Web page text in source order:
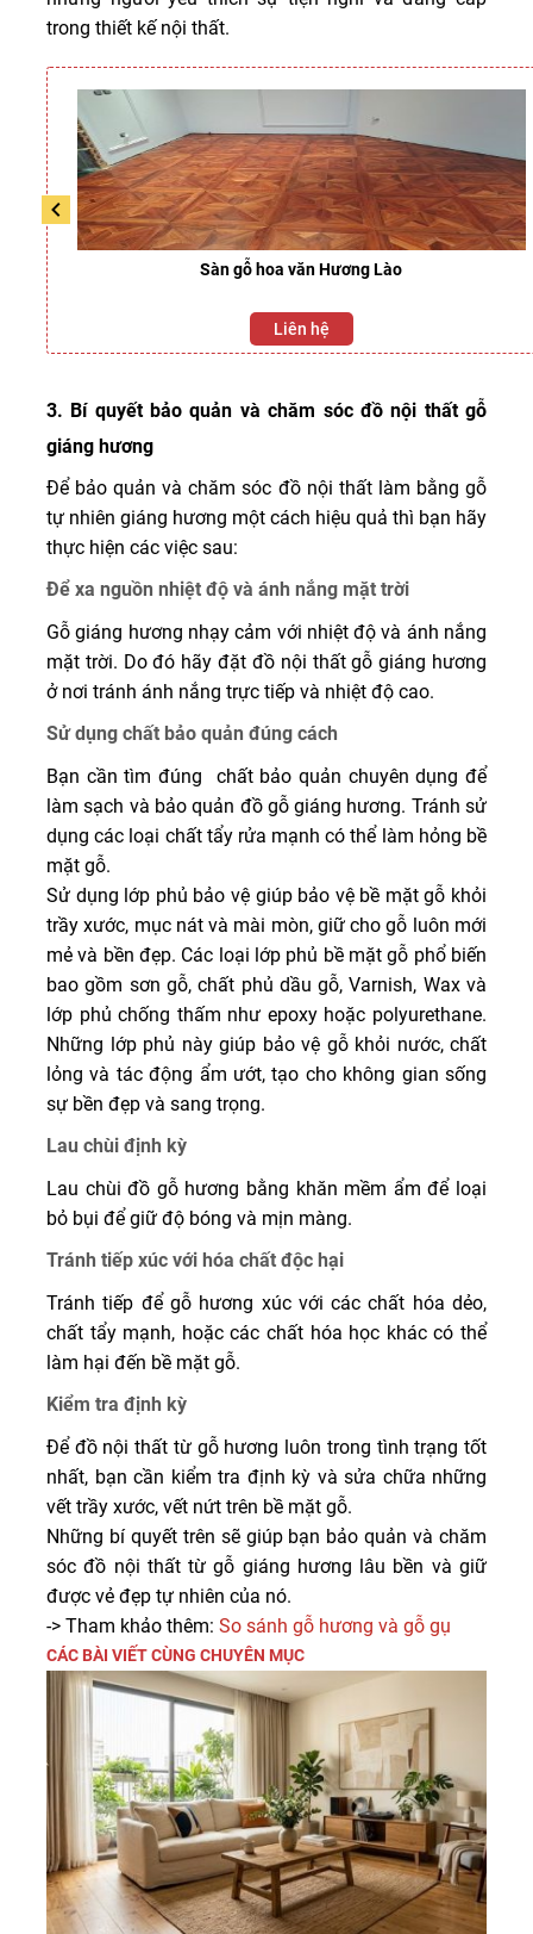
trong thiết kế nội thất.
Sàn gỗ hoa văn Hương Lào
Liên hệ
3. Bí quyết bảo quản và chăm sóc đồ nội thất gỗ
giáng hương
Để bảo quản và chăm sóc đồ nội thất làm bằng gỗ
tự nhiên giáng hương một cách hiệu quả thì bạn hãy
thực hiện các việc sau:
Để xa nguồn nhiệt độ và ánh nắng mặt trời
Gỗ giáng hương nhạy cảm với nhiệt độ và ánh nắng
mặt trời. Do đó hãy đặt đồ nội thất gỗ giáng hương
ở nơi tránh ánh nắng trực tiếp và nhiệt độ cao.
Sử dụng chất bảo quản đúng cách
Bạn cần tìm đúng chất bảo quản chuyên dụng để
làm sạch và bảo quản đồ gỗ giáng hương. Tránh sử
dụng các loại chất tẩy rửa mạnh có thể làm hỏng bề
mặt gỗ.
Sử dụng lớp phủ bảo vệ giúp bảo vệ bề mặt gỗ khỏi
trầy xước, mục nát và mài mòn, giữ cho gỗ luôn mới
mẻ và bền đẹp. Các loại lớp phủ bề mặt gỗ phổ biến
bao gồm sơn gỗ, chất phủ dầu gỗ, Varnish, Wax và
lớp phủ chống thấm như epoxy hoặc polyurethane.
Những lớp phủ này giúp bảo vệ gỗ khỏi nước, chất
lỏng và tác động ẩm ướt, tạo cho không gian sống
sự bền đẹp và sang trọng.
Lau chùi định kỳ
Lau chùi đồ gỗ hương bằng khăn mềm ẩm để loại
bỏ bụi để giữ độ bóng và mịn màng.
Tránh tiếp xúc với hóa chất độc hại
Tránh tiếp để gỗ hương xúc với các chất hóa dẻo,
chất tẩy mạnh, hoặc các chất hóa học khác có thể
làm hại đến bề mặt gỗ.
Kiểm tra định kỳ
Để đồ nội thất từ gỗ hương luôn trong tình trạng tốt
nhất, bạn cần kiểm tra định kỳ và sửa chữa những
vết trầy xước, vết nứt trên bề mặt gỗ.
Những bí quyết trên sẽ giúp bạn bảo quản và chăm
sóc đồ nội thất từ gỗ giáng hương lâu bền và giữ
được vẻ đẹp tự nhiên của nó.
-> Tham khảo thêm: So sánh gỗ hương và gỗ gụ
CÁC BÀI VIẾT CÙNG CHUYÊN MỤC